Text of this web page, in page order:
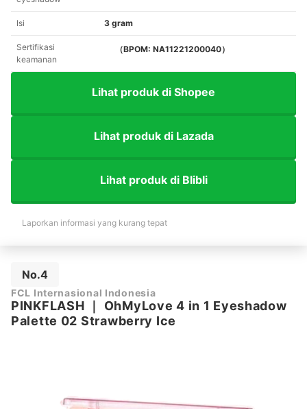
Isi 3 gram
Sertifikasi
keamanan
（BPOM: NA11221200040）
Lihat produk di Shopee
Lihat produk di Lazada
Lihat produk di Blibli
Laporkan informasi yang kurang tepat
No.4
FCL Internasional Indonesia
PINKFLASH ｜ OhMyLove 4 in 1 Eyeshadow
Palette 02 Strawberry Ice